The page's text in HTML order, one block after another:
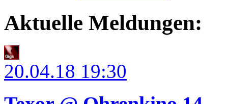
Aktuelle Meldungen:
20.04.18 19:30